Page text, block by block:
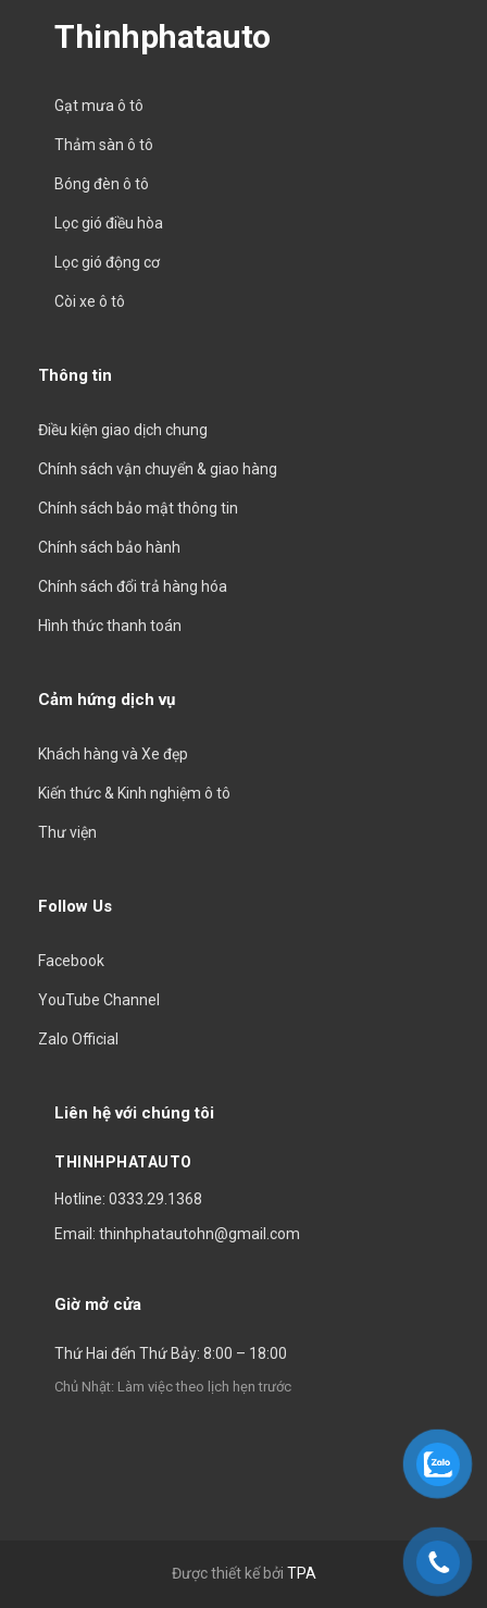
Thinhphatauto
Gạt mưa ô tô
Thảm sàn ô tô
Bóng đèn ô tô
Lọc gió điều hòa
Lọc gió động cơ
Còi xe ô tô
Thông tin
Điều kiện giao dịch chung
Chính sách vận chuyển & giao hàng
Chính sách bảo mật thông tin
Chính sách bảo hành
Chính sách đổi trả hàng hóa
Hình thức thanh toán
Cảm hứng dịch vụ
Khách hàng và Xe đẹp
Kiến thức & Kinh nghiệm ô tô
Thư viện
Follow Us
Facebook
YouTube Channel
Zalo Official
Liên hệ với chúng tôi
THINHPHATAUTO
Hotline: 0333.29.1368
Email: thinhphatautohn@gmail.com
Giờ mở cửa
Thứ Hai đến Thứ Bảy: 8:00 – 18:00
Chủ Nhật: Làm việc theo lịch hẹn trước
Được thiết kế bởi TPA